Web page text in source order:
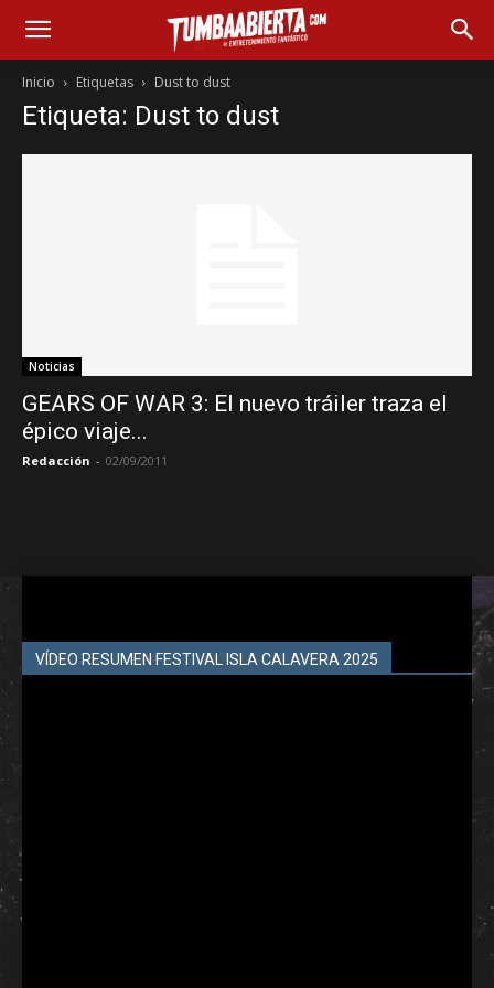
Inicio Etiquetas Dust to dust
Etiqueta: Dust to dust
Noticias
GEARS OF WAR 3: El nuevo tráiler traza el
épico viaje...
Redacción - 02/09/2011
VÍDEO RESUMEN FESTIVAL ISLA CALAVERA 2025